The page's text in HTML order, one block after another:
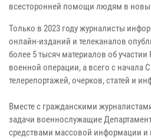
всесторонней помощи людям в
Только в 2023 году журналисты
онлайн-изданий и телеканалов
более 5 тысяч материалов об
военной операции, а всего с начала
телерепортажей, очерков, статей и
Вместе с гражданскими
задачи военнослужащие
средствами массовой информации и